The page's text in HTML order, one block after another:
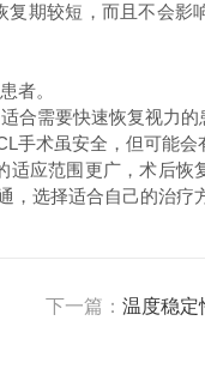
期较短，而且不会影
者。
需要快速恢复视力的
术虽安全，但可能会
应范围更广，术后恢
选择适合自己的治疗
下一篇： 温度稳定